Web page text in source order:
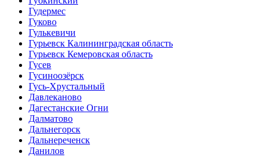
Гудермес
Гуково
Гулькевичи
Гурьевск Калининградская область
Гурьевск Кемеровская область
Гусев
Гусиноозёрск
Гусь-Хрустальный
Давлеканово
Дагестанские Огни
Далматово
Дальнегорск
Дальнереченск
Данилов